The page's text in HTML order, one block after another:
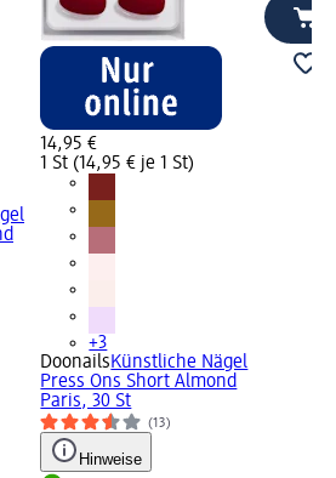
14,95 €
1 St (14,95 € je 1 St)
+3
DoonailsKünstliche Nägel
Press Ons Short Almond
Paris, 30 St
(13)
Hinweise